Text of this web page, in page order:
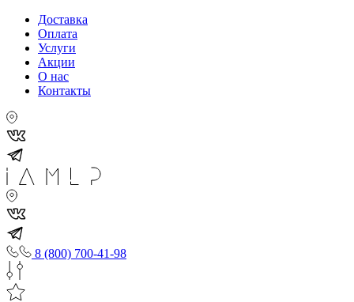
Доставка
Оплата
Услуги
Акции
О нас
Контакты
8 (800) 700-41-98